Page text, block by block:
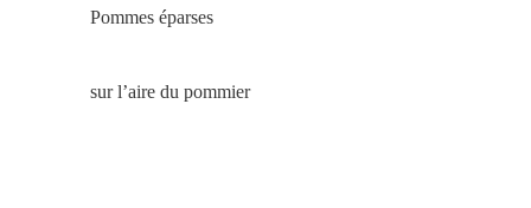
Pommes éparses
sur l’aire du pommier